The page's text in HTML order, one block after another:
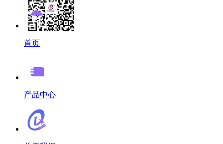
首页
产品中心